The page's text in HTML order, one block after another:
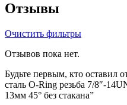
Отзывы
Очистить фильтры
Отзывов пока нет.
Будьте первым, кто оставил
сталь O-Ring резьба 7/8″-
13мм 45° без стакана”